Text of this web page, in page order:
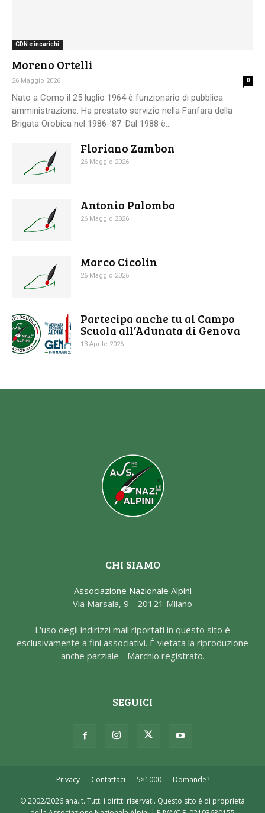
CDN e incarichi
Moreno Ortelli
26 Maggio 2026 0
Nato a Como il 25 luglio 1964 è funzionario di pubblica
amministrazione. Ha prestato servizio nella Fanfara della
Brigata Orobica nel 1986-’87. Dal 1988 è...
Floriano Zambon
26 Maggio 2026
Antonio Palombo
26 Maggio 2026
Marco Cicolin
26 Maggio 2026
Partecipa anche tu al Campo
Scuola all’Adunata di Genova
13 Aprile 2026
CHI SIAMO
Associazione Nazionale Alpini
Via Marsala, 9 - 20121 Milano
L'uso degli indirizzi mail riportati in questo sito è
esclusivamente a fini associativi. È vietata la riproduzione
anche parziale - Marchio registrato.
SEGUICI
Privacy Contattaci 5×1000 Domande?
© 2002/2026 ana.it. Tutti i diritti riservati. Questo sito è di proprietà